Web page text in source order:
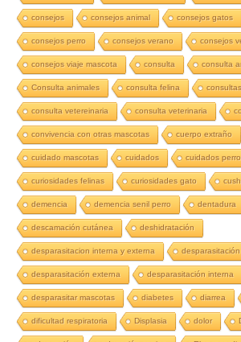
consejos consejos animal consejos gatos
consejos perro consejos verano consejos
consejos viaje mascota consulta consulta
Consulta animales consulta felina
consulta vetereinaria consulta veterinaria
convivencia con otras mascotas cuerpo extraño
cuidado mascotas cuidados cuidados perro
curiosidades felinas curiosidades gato
demencia demencia senil perro dentadura
descamación cutánea deshidratación
desparasitacion interna y externa desparasitación
desparasitación externa desparasitación interna
desparasitar mascotas diabetes diarrea
dificultad respiratoria Displasia dolor